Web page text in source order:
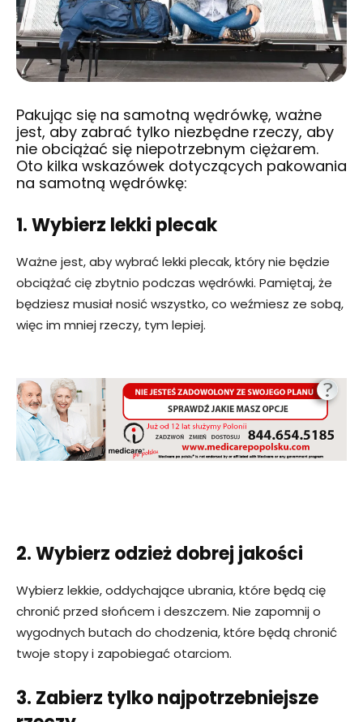
Pakując się na samotną wędrówkę, ważne
jest, aby zabrać tylko niezbędne rzeczy, aby
nie obciążać się niepotrzebnym ciężarem.
Oto kilka wskazówek dotyczących pakowania
na samotną wędrówkę:
1. Wybierz lekki plecak
Ważne jest, aby wybrać lekki plecak, który nie będzie
obciążać cię zbytnio podczas wędrówki. Pamiętaj, że
będziesz musiał nosić wszystko, co weźmiesz ze sobą,
więc im mniej rzeczy, tym lepiej.
2. Wybierz odzież dobrej jakości
Wybierz lekkie, oddychające ubrania, które będą cię
chronić przed słońcem i deszczem. Nie zapomnij o
wygodnych butach do chodzenia, które będą chronić
twoje stopy i zapobiegać otarciom.
3. Zabierz tylko najpotrzebniejsze